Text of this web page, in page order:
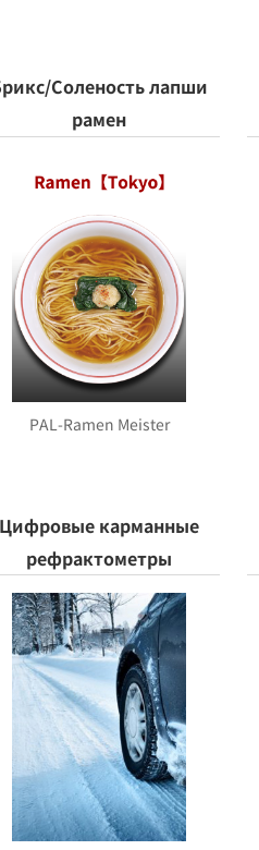
Соленость лапши
рамен
PAL-Ramen Meister
Цифровые карманные
рефрактометры